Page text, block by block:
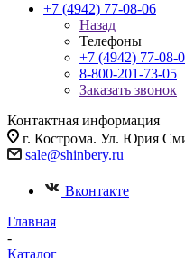
+7 (4942) 77-08-06
Назад
Телефоны
+7 (4942) 77-08-
8-800-201-73-05
Заказать звонок
Контактная информация
г. Кострома. Ул. Юрия
sale@shinbery.ru
Вконтакте
Главная
-
Каталог